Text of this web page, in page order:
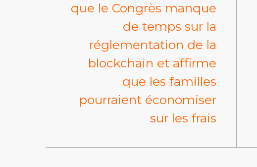
que le Congrès manque
de temps sur la
réglementation de la
blockchain et affirme
que les familles
pourraient économiser
sur les frais